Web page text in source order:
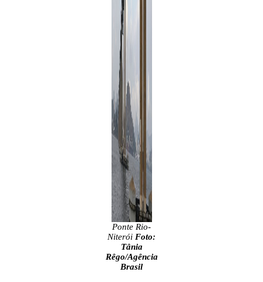
Ponte Rio-
Niterói Foto:
Tânia
Rêgo/Agência
Brasil